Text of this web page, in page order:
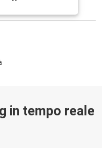
in tempo reale